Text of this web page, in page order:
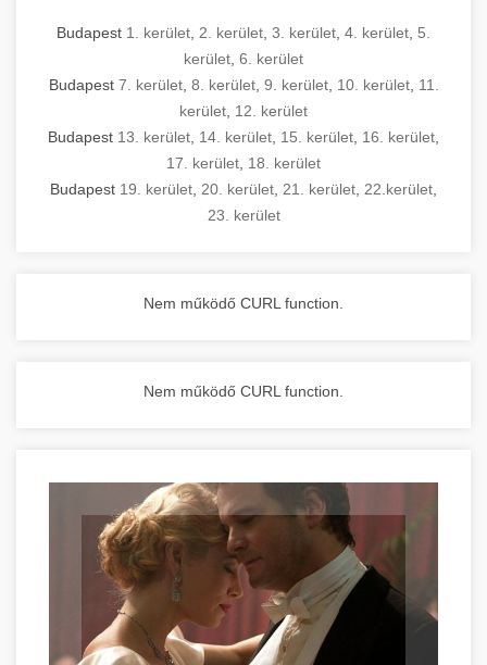
Budapest 1. kerület 2. kerület 3. kerület 4. kerület 5.
kerület 6. kerület
Budapest 7. kerület, 8. kerület, 9. kerület, 10. kerület, 11.
kerület 12. kerület
Budapest 13. kerület 14. kerület 15. kerület 16. kerület
17. kerület 18. kerület
Budapest 19. kerület 20. kerület 21. kerület 22.kerület
23. kerület
Nem működő CURL function.
Nem működő CURL function.